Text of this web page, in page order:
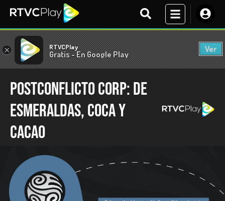
× RTVCPlay
Gratis - En Google Play
Ver
Postconflicto Corp: de
esmeraldas, coca y
cacao